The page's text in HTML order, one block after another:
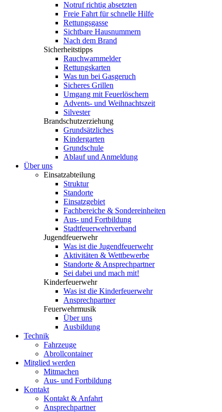
Notruf richtig absetzten
Freie Fahrt für schnelle Hilfe
Rettungsgasse
Sichtbare Hausnummern
Nach dem Brand
Sicherheitstipps
Rauchwarnmelder
Rettungskarten
Was tun bei Gasgeruch
Sicheres Grillen
Umgang mit Feuerlöschern
Advents- und Weihnachtszeit
Silvester
Brandschutzerziehung
Grundsätzliches
Kindergarten
Grundschule
Ablauf und Anmeldung
Über uns
Einsatzabteilung
Struktur
Standorte
Einsatzgebiet
Fachbereiche & Sondereinheiten
Aus- und Fortbildung
Stadtfeuerwehrverband
Jugendfeuerwehr
Was ist die Jugendfeuerwehr
Aktivitäten & Wettbewerbe
Standorte & Ansprechpartner
Sei dabei und mach mit!
Kinderfeuerwehr
Was ist die Kinderfeuerwehr
Ansprechpartner
Feuerwehrmusik
Über uns
Ausbildung
Technik
Fahrzeuge
Abrollcontainer
Mitglied werden
Mitmachen
Aus- und Fortbildung
Kontakt
Kontakt & Anfahrt
Ansprechpartner